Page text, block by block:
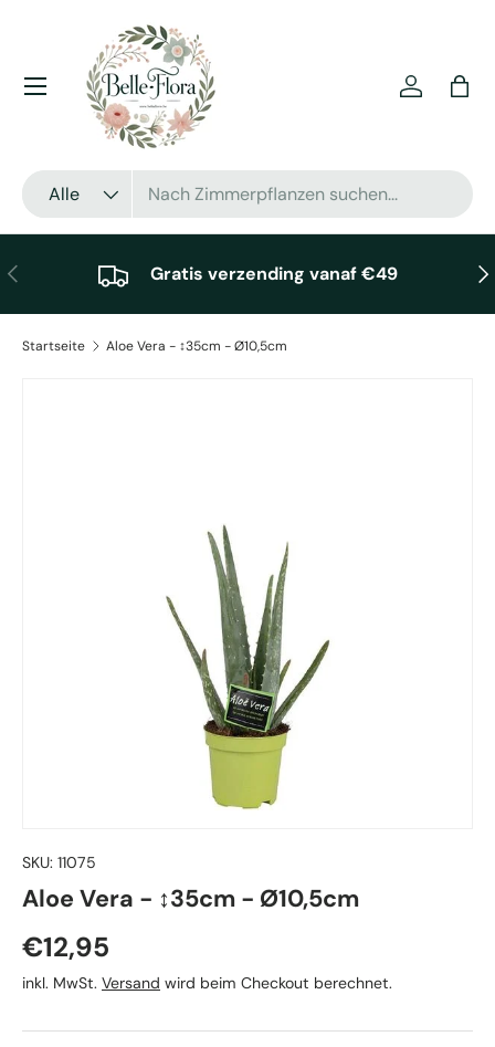
Direkt zum Inhalt
Suchen
Art
Alle
Einloggen
Menü
Vorherige Gratis verzending vanaf €49
Startseite Aloe Vera - ↕35cm - Ø10,5cm
SKU: 11075
Aloe Vera - ↕35cm - Ø10,5cm
Normaler Preis
€12,95
inkl. MwSt. Versand wird beim Checkout berechnet.